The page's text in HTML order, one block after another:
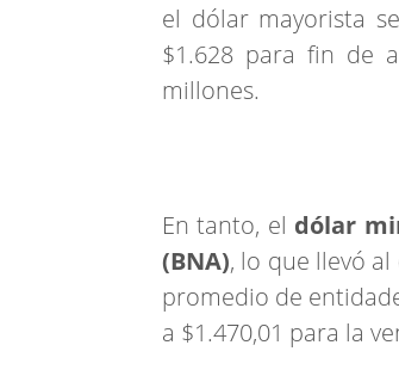
el dólar mayorista
$1.628 para fin de
millones.
En tanto, el dólar
(BNA), lo que llevó al
promedio de
a $1.470,01 para la